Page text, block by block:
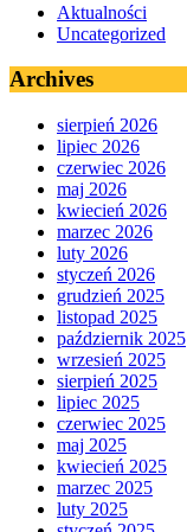
Aktualności
Uncategorized
Archives
sierpień 2026
lipiec 2026
czerwiec 2026
maj 2026
kwiecień 2026
marzec 2026
luty 2026
styczeń 2026
grudzień 2025
listopad 2025
październik 2025
wrzesień 2025
sierpień 2025
lipiec 2025
czerwiec 2025
maj 2025
kwiecień 2025
marzec 2025
luty 2025